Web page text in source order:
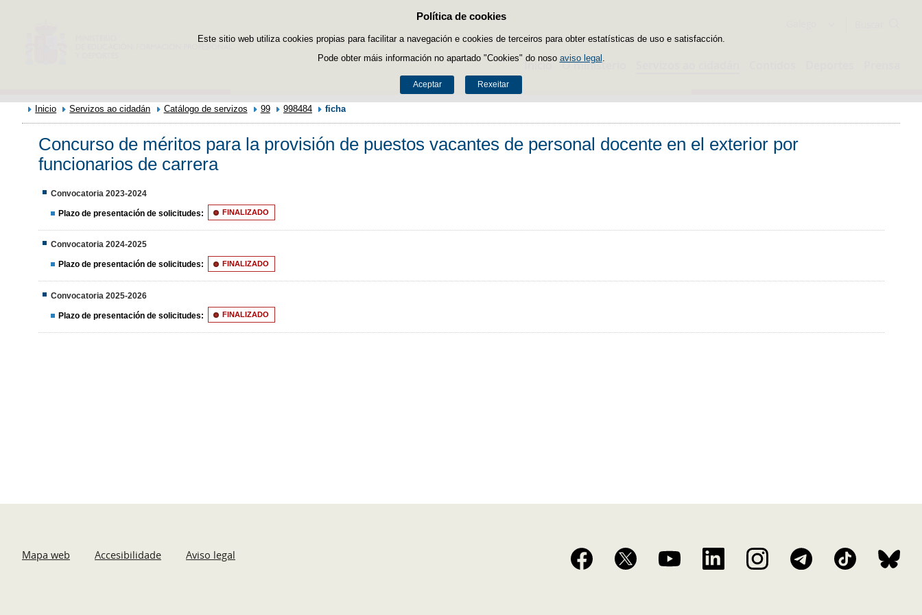
Política de cookies
Este sitio web utiliza cookies propias para facilitar a navegación e cookies de terceiros para obter estatísticas de uso e satisfacción.
Pode obter máis información no apartado "Cookies" do noso aviso legal
Aceptar Rexeitar
Saltar ao contido
Inicio O ministerio
Inicio Servizos ao cidadán Catálogo de servizos 99 998484 ficha
Concurso de méritos para la provisión de puestos vacantes de personal docente en el exterior por
funcionarios de carrera
Convocatoria 2023-2024
Plazo de presentación de solicitudes: FINALIZADO
Convocatoria 2024-2025
Plazo de presentación de solicitudes: FINALIZADO
Convocatoria 2025-2026
Plazo de presentación de solicitudes: FINALIZADO
Mapa web Accesibilidade Aviso legal